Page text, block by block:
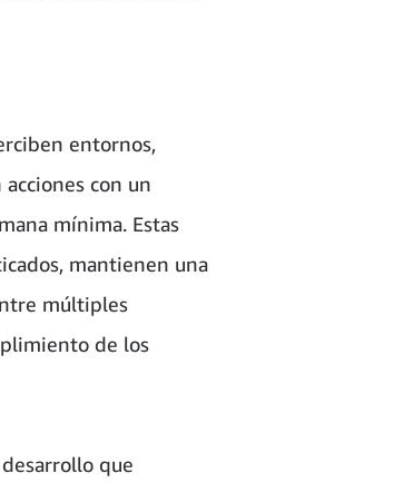
entornos,
con un
mínima. Estas
mantienen una
múltiples
de los
que